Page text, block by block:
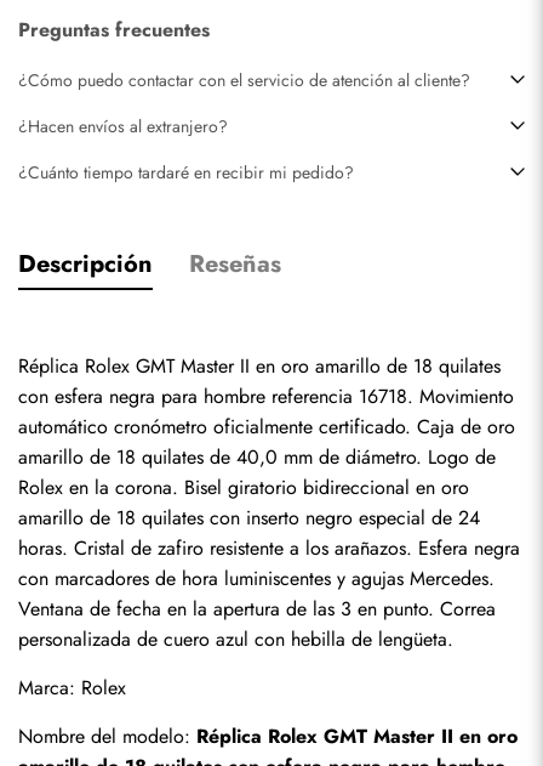
Preguntas frecuentes
¿Cómo puedo contactar con el servicio de atención al cliente?
¿Hacen envíos al extranjero?
¿Cuánto tiempo tardaré en recibir mi pedido?
Descripción Reseñas
Réplica Rolex GMT Master II en oro amarillo de 18 quilates
con esfera negra para hombre referencia 16718. Movimiento
automático cronómetro oficialmente certificado. Caja de oro
amarillo de 18 quilates de 40,0 mm de diámetro. Logo de
Rolex en la corona. Bisel giratorio bidireccional en oro
amarillo de 18 quilates con inserto negro especial de 24
horas. Cristal de zafiro resistente a los arañazos. Esfera negra
con marcadores de hora luminiscentes y agujas Mercedes.
Ventana de fecha en la apertura de las 3 en punto. Correa
personalizada de cuero azul con hebilla de lengüeta.
Marca: Rolex
Nombre del modelo: Réplica Rolex GMT Master II en oro